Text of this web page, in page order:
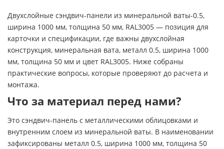
Двухслойные сэндвич-панели из минеральной ваты-0.5,
ширина 1000 мм, толщина 50 мм, RAL3005 — позиция для
карточки и спецификации, где важны двухслойная
конструкция, минеральная вата, металл 0.5, ширина 1000
мм, толщина 50 мм и цвет RAL3005. Ниже собраны
практические вопросы, которые проверяют до расчета и
монтажа.
Что за материал перед нами?
Это сэндвич-панель с металлическими облицовками и
внутренним слоем из минеральной ваты. В наименовании
зафиксированы металл 0.5, ширина 1000 мм, толщина 50